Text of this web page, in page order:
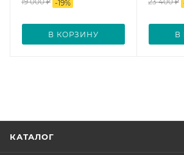
-19%
В КОРЗИНУ В
КАТАЛОГ